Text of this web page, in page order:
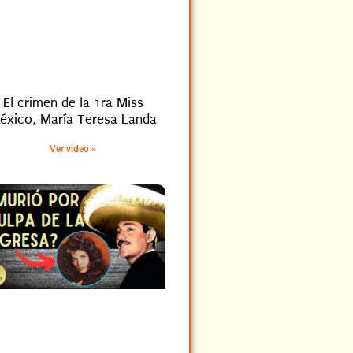
El crimen de la 1ra Miss
María Teresa Landa
Ver video »